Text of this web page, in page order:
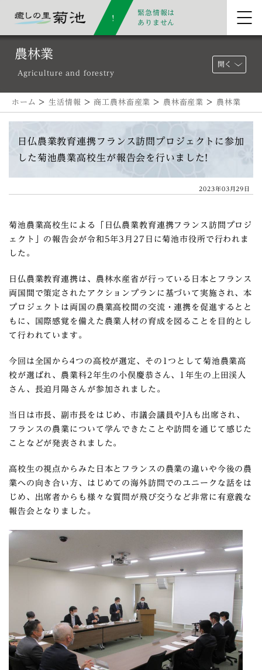
緊急情報は
ありません
農林業
Agriculture and forestry
開く
ホーム >生活情報 >商工農林畜産業 > 農林畜産業 > 農林業
日仏農業教育連携フランス訪問プロジェクトに参加
した菊池農業高校生が報告会を行いました!
2023年03月29日
菊池農業高校生による「日仏農業教育連携フランス訪問プロジ
ェクト」の報告会が令和5年3月27日に菊池市役所で行われま
した。
日仏農業教育連携は、農林水産省が行っている日本とフランス
両国間で策定されたアクションプランに基づいて実施され、本
プロジェクトは両国の農業高校間の交流・連携を促進するとと
もに、国際感覚を備えた農業人材の育成を図ることを目的とし
て行われています。
今回は全国から4つの高校が選定、その1つとして菊池農業高
校が選ばれ、農業科2年生の小俣慶恭さん、1年生の上田渓人
さん、長迫月陽さんが参加されました。
当日は市長、副市長をはじめ、市議会議員やJAも出席され、
フランスの農業について学んできたことや訪問を通じて感じた
ことなどが発表されました。
高校生の視点からみた日本とフランスの農業の違いや今後の農
業への向き合い方、はじめての海外訪問でのユニークな話をは
じめ、出席者からも様々な質問が飛び交うなど非常に有意義な
報告会となりました。